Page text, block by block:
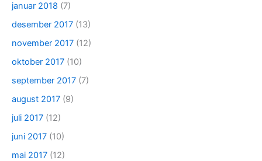
januar 2018 (7)
desember 2017 (13)
november 2017 (12)
oktober 2017 (10)
september 2017 (7)
august 2017 (9)
juli 2017 (12)
juni 2017 (10)
mai 2017 (12)